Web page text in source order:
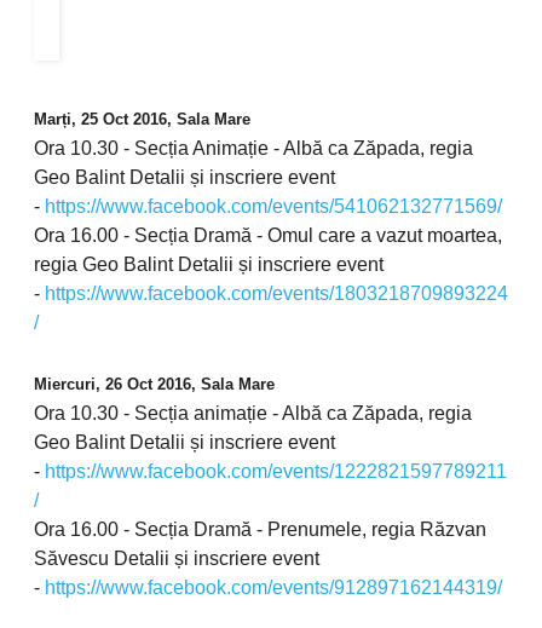
Marți, 25 Oct 2016, Sala Mare
Ora 10.30 - Secția Animație - Albă ca Zăpada, regia
Geo Balint Detalii și inscriere event
- https://www.facebook.com/events/541062132771569/
Ora 16.00 - Secția Dramă - Omul care a vazut moartea,
regia Geo Balint Detalii și inscriere event
- https://www.facebook.com/events/1803218709893224
/
Miercuri, 26 Oct 2016, Sala Mare
Ora 10.30 - Secția animație - Albă ca Zăpada, regia
Geo Balint Detalii și inscriere event
- https://www.facebook.com/events/1222821597789211
/
Ora 16.00 - Secția Dramă - Prenumele, regia Răzvan
Săvescu Detalii și inscriere event
- https://www.facebook.com/events/912897162144319/